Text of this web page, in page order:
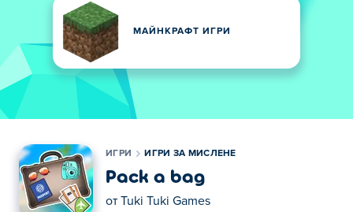
МАЙНКРАФТ ИГРИ
ИГРИ ИГРИ ЗА МИСЛЕНЕ
Pack a bag
от Tuki Tuki Games